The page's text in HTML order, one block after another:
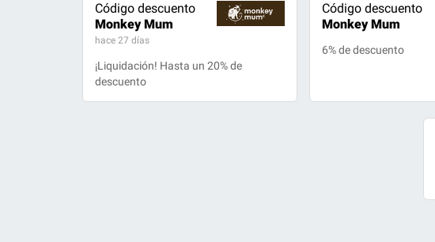
Código descuento
Monkey Mum
hace 27 días
¡Liquidación! Hasta un 20% de
descuento
Código descuento
Monkey Mum
6% de descuento